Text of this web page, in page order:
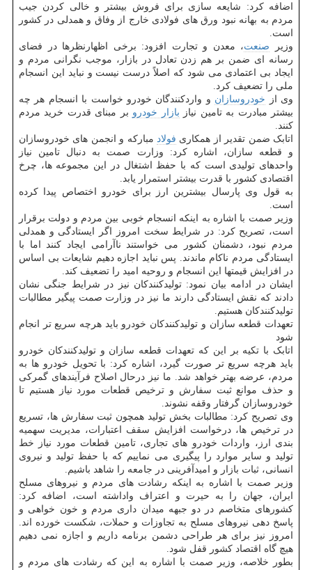
اضافه کرد: شایعه سازی برای فروش بیشتر و خالی کردن جیب
مردم به بهانه نبود ورق های فولادی خارج از وفاق و همدلی در کشور
است.
وزیر صنعت، معدن و تجارت افزود: برخی اظهارنظرها در فضای
رسانه ای ضمن بر هم زدن تعادل در بازار، موجب نگرانی مردم و
ایجاد بی اعتمادی می شود که اصلاً درست نیست و نباید این انسجام
ملی را تضعیف کرد.
وی از خودروسازان و واردکنندگان خودرو خواست با انسجام هر چه
بیشتر مبادرت به تامین نیاز بازار خودرو بر مبنای قدرت خرید مردم
کنند.
اتابک ضمن تقدیر از همکاری فولاد مبارکه و انجمن های خودروسازان
و قطعه سازان، اشاره کرد: وزارت صمت به دنبال تامین نیاز
واحدهای تولیدی است که با حفظ اشتغال در این مجموعه ها، چرخ
اقتصادی کشور با قدرت بیشتر استمرار یابد.
به قول وی پارسال بیشترین ارز برای خودرو اختصاص پیدا کرده
است.
وزیر صمت با اشاره به اینکه انسجام خوبی بین مردم و دولت برقرار
است، تصریح کرد: در شرایط سخت امروز اگر ایستادگی و همدلی
مردم نبود، دشمنان کشور می خواستند ناآرامی ایجاد کنند اما با
ایستادگی مردم ناکام ماندند. پس نباید اجازه دهیم شایعات بی اساس
در افزایش قیمتها این انسجام و روحیه امید را تضعیف کند.
ایشان در ادامه بیان نمود: تولیدکنندکان نیز در شرایط جنگی نشان
دادند که نقش ایستادگی دارند ما نیز در وزارت صمت پیگیر مطالبات
تولیدکنندکان هستیم.
تعهدات قطعه سازان و تولیدکنندکان خودرو باید هرچه سریع تر انجام
شود
اتابک با تکیه بر این که تعهدات قطعه سازان و تولیدکنندکان خودرو
باید هرچه سریع تر صورت گیرد، اشاره کرد: با تحویل خودرو ها به
مردم، عرضه بهتر خواهد شد. ما نیز درحال اصلاح فرآیندهای گمرکی
و حذف موانع ثبت سفارش و ترخیص قطعات مورد نیاز هستیم تا
خودروسازان گرفتار وقفه نشوند.
وی تصریح کرد: مطالبات بخش تولید همچون ثبت سفارش ها، تسریع
در ترخیص ها، درخواست افزایش سقف اعتبارات، مدیریت سهمیه
بندی ارز، واردات خودرو های تجاری، تامین قطعات مورد نیاز خط
تولید و سایر موارد را پیگیری می نماییم که با حفظ تولید و نیروی
انسانی، ثبات بازار و امیدآفرینی در جامعه را شاهد باشیم.
وزیر صمت با اشاره به اینکه رشادت های مردم و نیروهای مسلح
ایران، جهان را به حیرت و اعتراف واداشته است، اضافه کرد:
کشورهای متخاصم در دو جبهه میدان داری مردم و خون خواهی و
پاسخ دهی نیروهای مسلح به تجاوزات و حملات، شکست خورده اند.
امروز نیز برای هر طراحی دشمن برنامه داریم و اجازه نمی دهیم
هیچ گاه اقتصاد کشور قفل شود.
بطور خلاصه، وزیر صمت با اشاره به این که رشادت های مردم و